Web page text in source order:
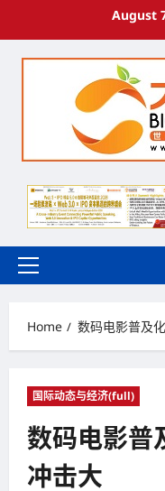
August
Primary
Home
数码电影普及
国际动态与经济(full)
数码电影普
冲击大